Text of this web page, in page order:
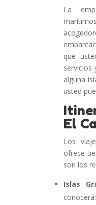
La
que
servicios
alguna
usted
El
Los
ofrece
son los
Islas